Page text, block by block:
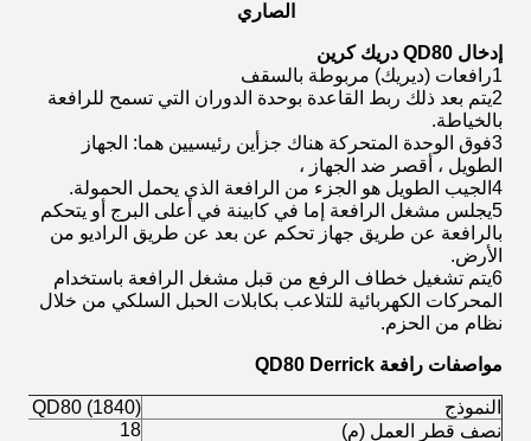
الصاري
إدخال QD80 دريك كرين
1رافعات (ديريك) مربوطة بالسقف
2يتم بعد ذلك ربط القاعدة بوحدة الدوران التي تسمح للرافعة
بالخياطة.
3فوق الوحدة المتحركة هناك جزأين رئيسيين هما: الجهاز
الطويل ، أقصر ضد الجهاز ،
4الجيب الطويل هو الجزء من الرافعة الذي يحمل الحمولة.
5يجلس مشغل الرافعة إما في كابينة في أعلى البرج أو يتحكم
بالرافعة عن طريق جهاز تحكم عن بعد عن طريق الراديو من
الأرض.
6يتم تشغيل خطاف الرفع من قبل مشغل الرافعة باستخدام
المحركات الكهربائية للتلاعب بكابلات الحبل السلكي من خلال
نظام من الحزم.
مواصفات رافعة QD80 Derrick
النموذج
QD80 (1840) ديريك كرين
نصف قطر العمل (م)
18